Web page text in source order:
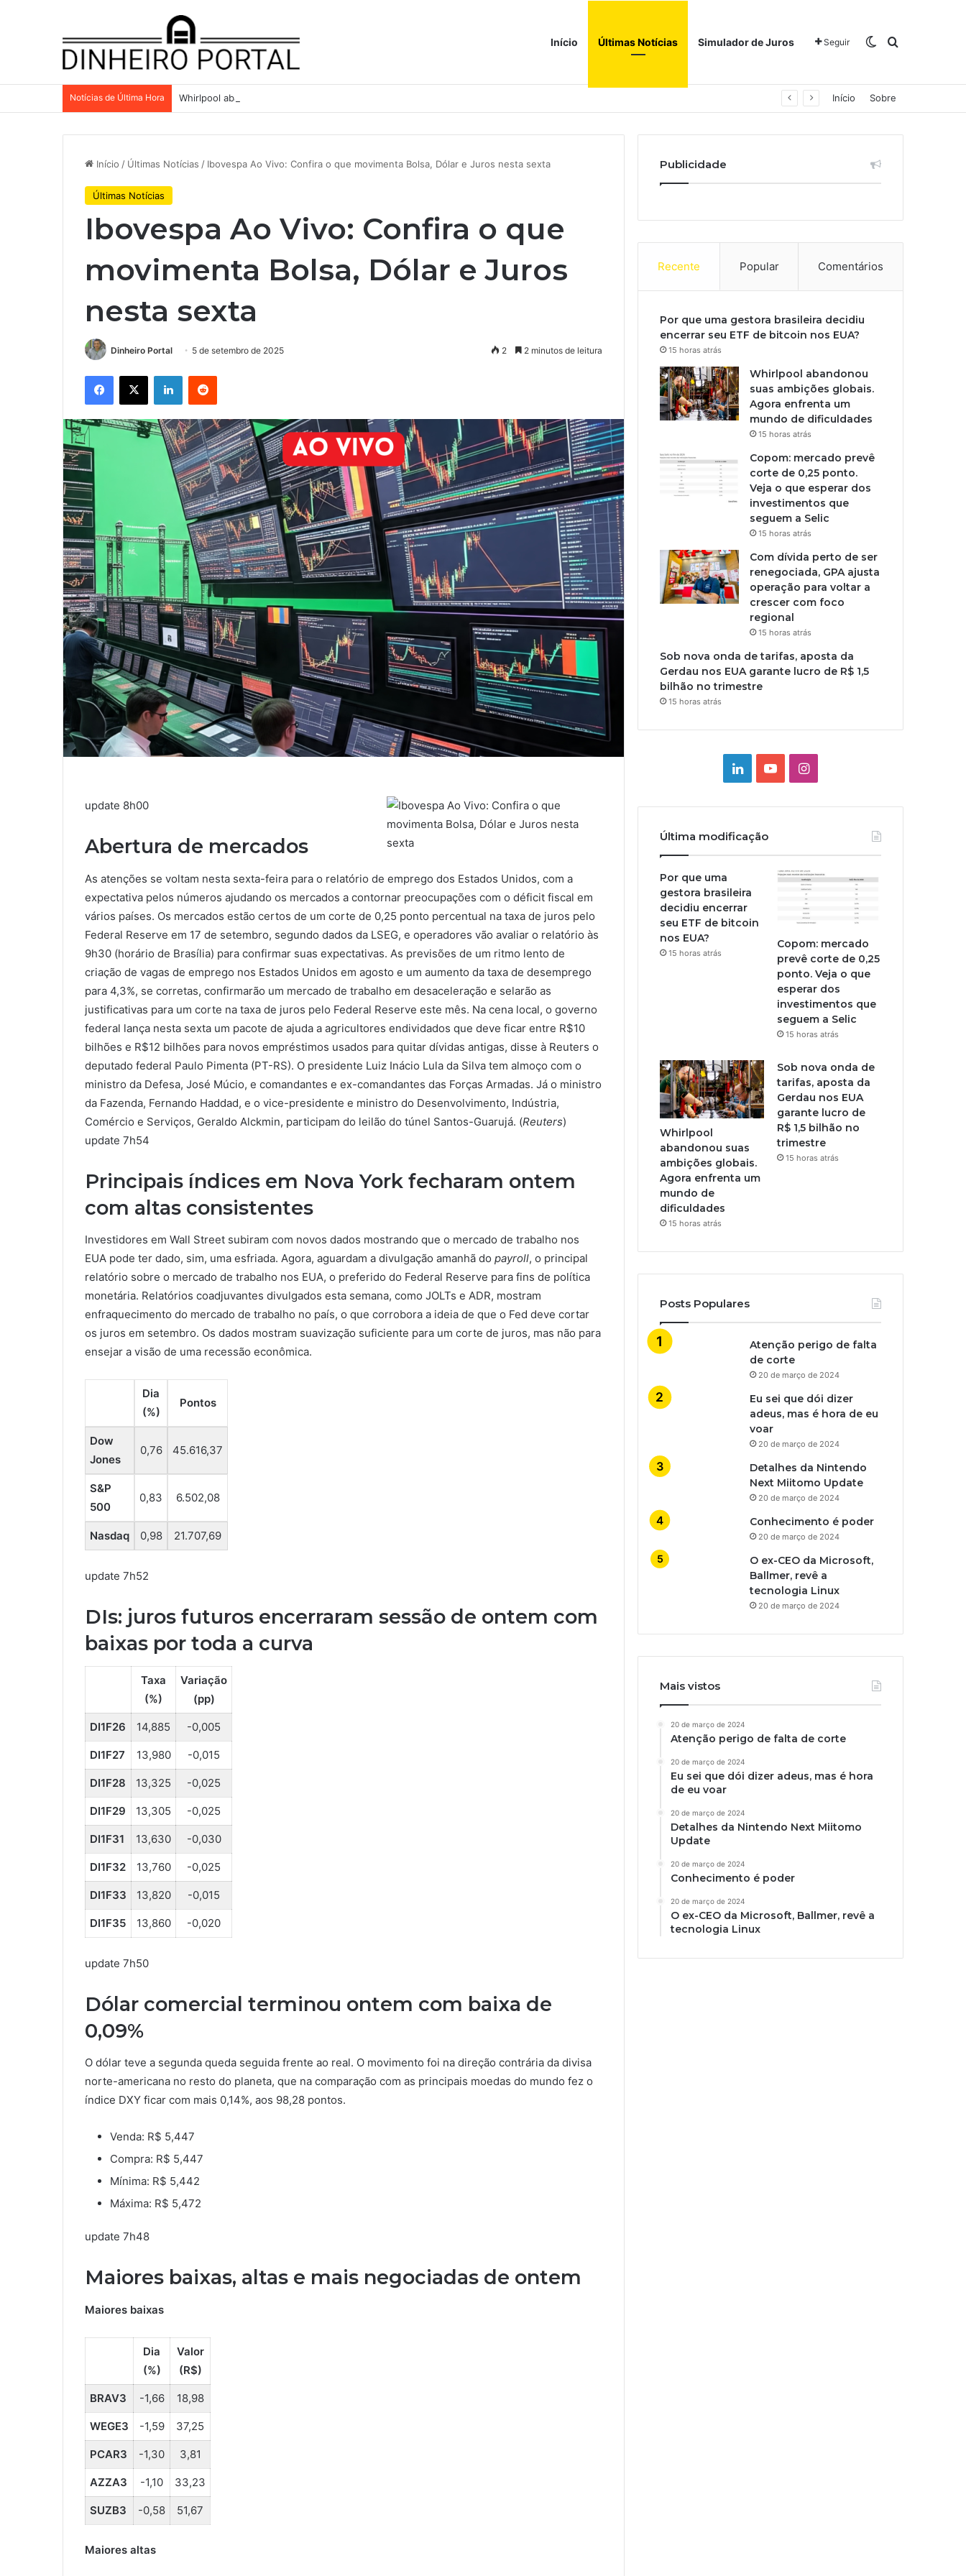
Início Últimas Notícias Simulador de Juros Seguir Switch skin
Procurar por
Notícias de Última Hora Whirlpool abandonou suas ambições globais. Agora enfrenta um mundo de dificuldades Início Sobre
Início / Últimas Notícias / Ibovespa Ao Vivo: Confira o que movimenta Bolsa, Dólar e Juros nesta sexta
Últimas Notícias
Ibovespa Ao Vivo: Confira o que
movimenta Bolsa, Dólar e Juros
nesta sexta
Dinheiro Portal 5 de setembro de 2025 2 2 minutos de leitura
Facebook
X LinkedinReddit
update 8h00
Abertura de mercados
As atenções se voltam nesta sexta-feira para o relatório de emprego dos Estados Unidos, com a
expectativa pelos números ajudando os mercados a contornar preocupações com o déficit fiscal em
vários países. Os mercados estão certos de um corte de 0,25 ponto percentual na taxa de juros pelo
Federal Reserve em 17 de setembro, segundo dados da LSEG, e operadores vão avaliar o relatório às
9h30 (horário de Brasília) para confirmar suas expectativas. As previsões de um ritmo lento de
criação de vagas de emprego nos Estados Unidos em agosto e um aumento da taxa de desemprego
para 4,3%, se corretas, confirmarão um mercado de trabalho em desaceleração e selarão as
justificativas para um corte na taxa de juros pelo Federal Reserve este mês. Na cena local, o governo
federal lança nesta sexta um pacote de ajuda a agricultores endividados que deve ficar entre R$10
bilhões e R$12 bilhões para novos empréstimos usados para quitar dívidas antigas, disse à Reuters o
deputado federal Paulo Pimenta (PT-RS). O presidente Luiz Inácio Lula da Silva tem almoço com o
ministro da Defesa, José Múcio, e comandantes e ex-comandantes das Forças Armadas. Já o ministro
da Fazenda, Fernando Haddad, e o vice-presidente e ministro do Desenvolvimento, Indústria,
Comércio e Serviços, Geraldo Alckmin, participam do leilão do túnel Santos-Guarujá. (Reuters)
update 7h54
Principais índices em Nova York fecharam ontem
com altas consistentes
Investidores em Wall Street subiram com novos dados mostrando que o mercado de trabalho nos
EUA pode ter dado, sim, uma esfriada. Agora, aguardam a divulgação amanhã do payroll, o principal
relatório sobre o mercado de trabalho nos EUA, o preferido do Federal Reserve para fins de política
monetária. Relatórios coadjuvantes divulgados esta semana, como JOLTs e ADR, mostram
enfraquecimento do mercado de trabalho no país, o que corrobora a ideia de que o Fed deve cortar
os juros em setembro. Os dados mostram suavização suficiente para um corte de juros, mas não para
ensejar a visão de uma recessão econômica.
Dia
(%)
Pontos
Dow
Jones
0,76 45.616,37
S&P
500
0,83 6.502,08
Nasdaq 0,98 21.707,69
update 7h52
DIs: juros futuros encerraram sessão de ontem com
baixas por toda a curva
Taxa
(%)
Variação
(pp)
DI1F26 14,885 -0,005
DI1F27 13,980 -0,015
DI1F28 13,325 -0,025
DI1F29 13,305 -0,025
DI1F31 13,630 -0,030
DI1F32 13,760 -0,025
DI1F33 13,820 -0,015
DI1F35 13,860 -0,020
update 7h50
Dólar comercial terminou ontem com baixa de
0,09%
O dólar teve a segunda queda seguida frente ao real. O movimento foi na direção contrária da divisa
norte-americana no resto do planeta, que na comparação com as principais moedas do mundo fez o
índice DXY ficar com mais 0,14%, aos 98,28 pontos.
Venda: R$ 5,447
Compra: R$ 5,447
Mínima: R$ 5,442
Máxima: R$ 5,472
update 7h48
Maiores baixas, altas e mais negociadas de ontem
Maiores baixas
Dia
(%)
Valor
(R$)
BRAV3 -1,66 18,98
WEGE3 -1,59 37,25
PCAR3 -1,30 3,81
AZZA3 -1,10 33,23
SUZB3 -0,58 51,67
Maiores altas
Publicidade
Recente Popular Comentários
Por que uma gestora brasileira decidiu
encerrar seu ETF de bitcoin nos EUA?
15 horas atrás
Whirlpool abandonou
suas ambições globais.
Agora enfrenta um
mundo de dificuldades
15 horas atrás
Copom: mercado prevê
corte de 0,25 ponto.
Veja o que esperar dos
investimentos que
seguem a Selic
15 horas atrás
Com dívida perto de ser
renegociada, GPA ajusta
operação para voltar a
crescer com foco
regional
15 horas atrás
Sob nova onda de tarifas, aposta da
Gerdau nos EUA garante lucro de R$ 1,5
bilhão no trimestre
15 horas atrás
LinkedinYouTubeInstagram
Última modificação
Por que uma
gestora brasileira
decidiu encerrar
seu ETF de bitcoin
nos EUA?
15 horas atrás
Copom: mercado
prevê corte de 0,25
ponto. Veja o que
esperar dos
investimentos que
seguem a Selic
15 horas atrás
Whirlpool
abandonou suas
ambições globais.
Agora enfrenta um
mundo de
dificuldades
15 horas atrás
Sob nova onda de
tarifas, aposta da
Gerdau nos EUA
garante lucro de
R$ 1,5 bilhão no
trimestre
15 horas atrás
Posts Populares
Atenção perigo de falta
de corte
20 de março de 2024
Eu sei que dói dizer
adeus, mas é hora de eu
voar
20 de março de 2024
Detalhes da Nintendo
Next Miitomo Update
20 de março de 2024
Conhecimento é poder
20 de março de 2024
O ex-CEO da Microsoft,
Ballmer, revê a
tecnologia Linux
20 de março de 2024
Mais vistos
20 de março de 2024
Atenção perigo de falta de corte
20 de março de 2024
Eu sei que dói dizer adeus, mas é hora
de eu voar
20 de março de 2024
Detalhes da Nintendo Next Miitomo
Update
20 de março de 2024
Conhecimento é poder
20 de março de 2024
O ex-CEO da Microsoft, Ballmer, revê a
tecnologia Linux